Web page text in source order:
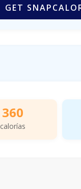
GET
360
calorías